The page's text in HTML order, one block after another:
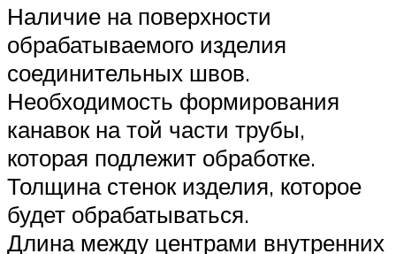
Наличие на поверхности
обрабатываемого изделия
соединительных швов.
Необходимость формирования
канавок на той части трубы,
которая подлежит обработке.
Толщина стенок изделия, которое
будет обрабатываться.
Длина между центрами внутренних